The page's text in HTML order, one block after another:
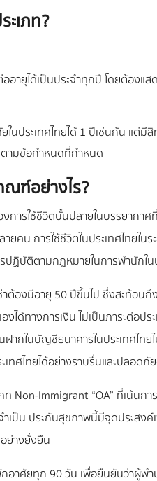
เภท?
ายุได้เป็นประจำทุกปี โดยต้องแ
ประเทศไทยได้ 1 ปีเช่นกัน แต่มี
ตามข้อกำหนดที่กำหนด
ณฑ์อย่างไร?
การใช้ชีวิตบั้นปลายในบรรยาก
น การใช้ชีวิตในประเทศไทยใน
ฏิบัติตามกฎหมายในการพำนักใน
ต้องมีอายุ 50 ปีขึ้นไป ซึ่งสะท้อน
ด้ทางการเงิน ไม่เป็นภาระต่อปร
กในบัญชีธนาคารในประเทศไท
ทศไทยได้อย่างราบรื่นและปลอด
Immigrant “OA” ที่เน้นการ
ป็น ประกันสุขภาพนี้มีจุดประสงค์
ย่างยั่งยืน
ศัยทุก 90 วัน เพื่อยืนยันว่าผู้พำ